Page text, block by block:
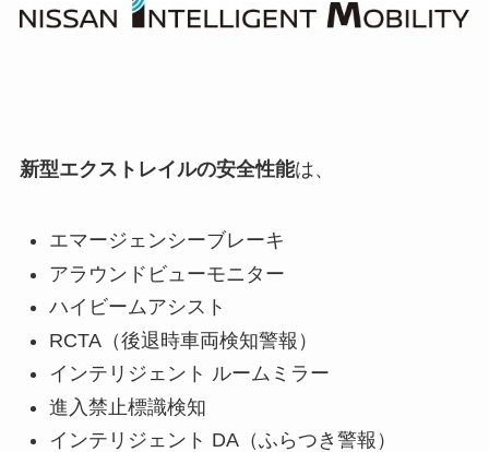
新型エクストレイルの安全性能は、
エマージェンシーブレーキ
アラウンドビューモニター
ハイビームアシスト
RCTA（後退時車両検知警報）
インテリジェント ルームミラー
進入禁止標識検知
インテリジェント DA（ふらつき警報）